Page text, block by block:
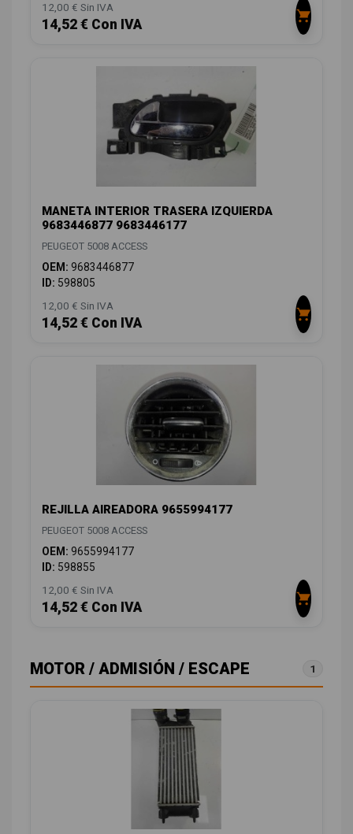
12,00 € Sin IVA
14,52 € Con IVA
MANETA INTERIOR TRASERA IZQUIERDA
9683446877 9683446177
PEUGEOT 5008 ACCESS
OEM: 9683446877
ID: 598805
12,00 € Sin IVA
14,52 € Con IVA
REJILLA AIREADORA 9655994177
PEUGEOT 5008 ACCESS
OEM: 9655994177
ID: 598855
12,00 € Sin IVA
14,52 € Con IVA
MOTOR / ADMISIÓN / ESCAPE 1